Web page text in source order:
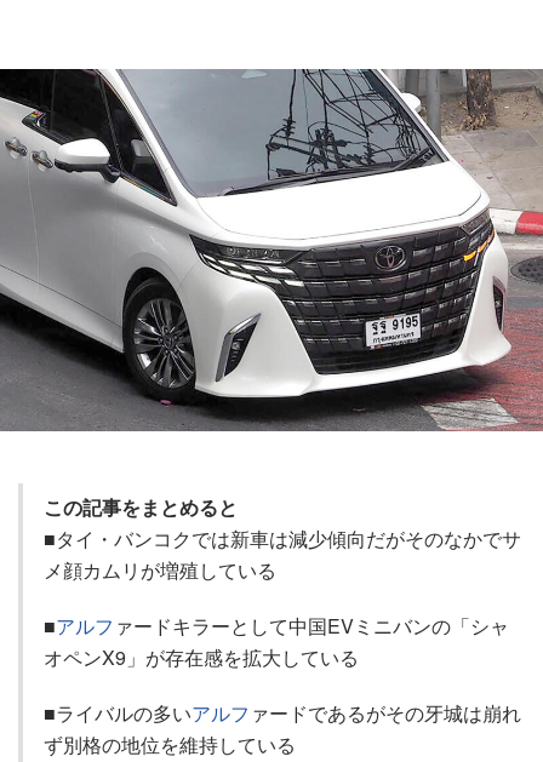
この記事をまとめると
■タイ・バンコクでは新車は減少傾向だがそのなかでサ
メ顔カムリが増殖している
■アルフ ァードキラーとして中国EVミニバンの「シャ
オペンX9」が存在感を拡大している
■ライバルの多いアルフ ァードであるがその牙城は崩れ
ず別格の地位を維持している